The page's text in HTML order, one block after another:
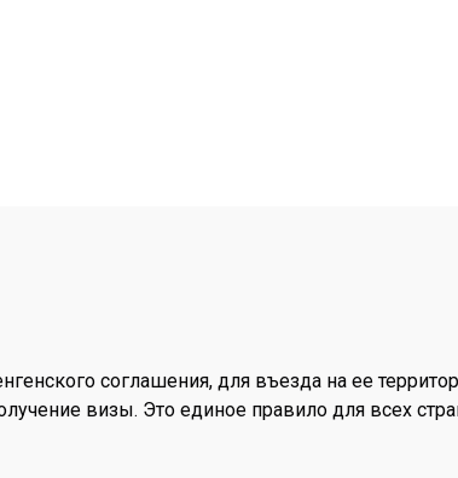
соглашения, для въезда на ее
визы. Это единое правило для всех